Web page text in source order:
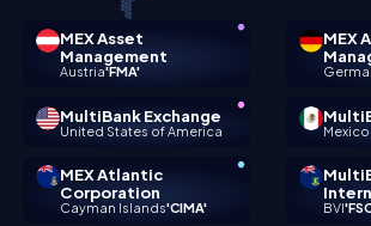
MEX Asset
Management
Austria'FMA'
MEX
MultiBank Exchange
United States of America Mexico
MEX Atlantic
Corporation
Cayman Islands'CIMA' BVI